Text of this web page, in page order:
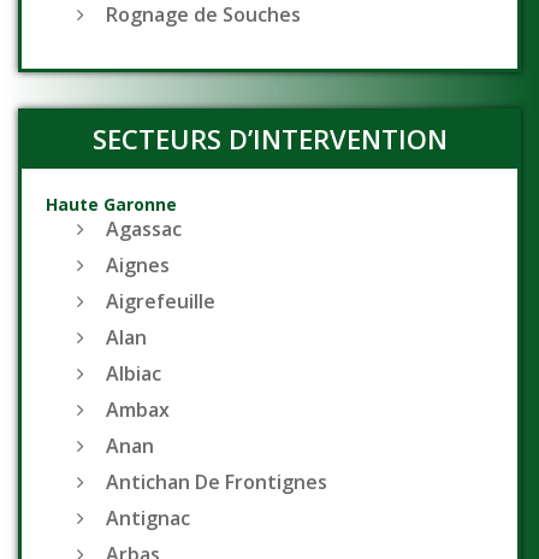
Rognage de Souches
SECTEURS D’INTERVENTION
Haute Garonne
Agassac
Aignes
Aigrefeuille
Alan
Albiac
Ambax
Anan
Antichan De Frontignes
Antignac